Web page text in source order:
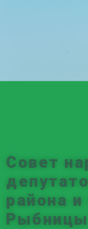
Совет
района и
Рыбницы